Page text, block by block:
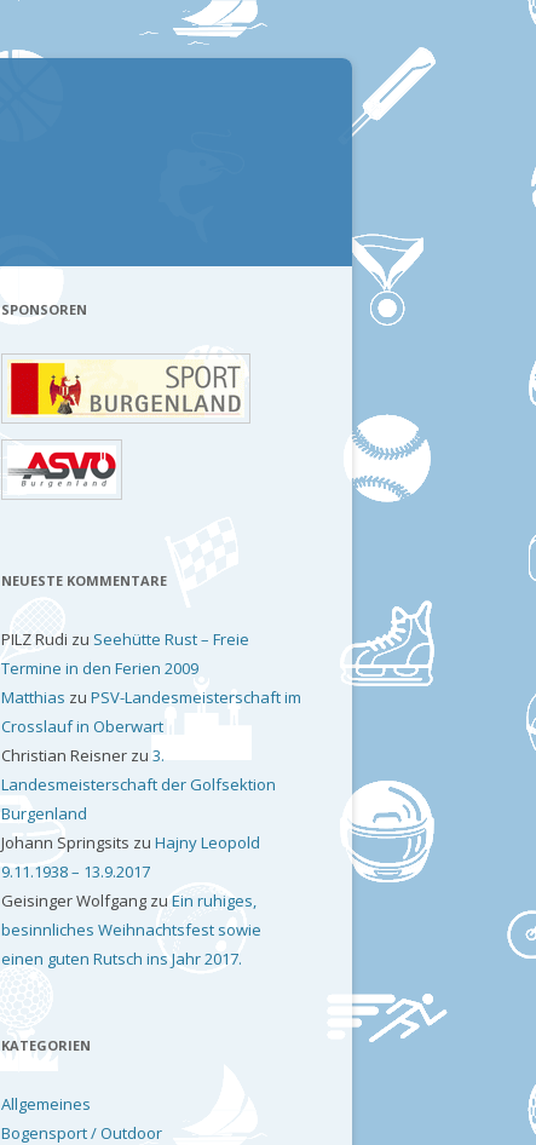
SPONSOREN
NEUESTE KOMMENTARE
PILZ Rudi zu Seehütte Rust – Freie
Termine in den Ferien 2009
Matthias zu PSV-Landesmeisterschaft im
Crosslauf in Oberwart
Christian Reisner zu 3.
Landesmeisterschaft der Golfsektion
Burgenland
Johann Springsits zu Hajny Leopold
9.11.1938 – 13.9.2017
Geisinger Wolfgang zu Ein ruhiges,
besinnliches Weihnachtsfest sowie
einen guten Rutsch ins Jahr 2017.
KATEGORIEN
Allgemeines
Bogensport / Outdoor